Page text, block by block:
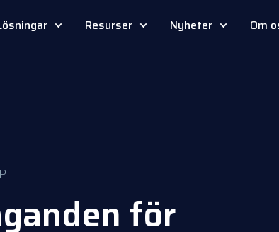
Resurser Nyheter Om
för